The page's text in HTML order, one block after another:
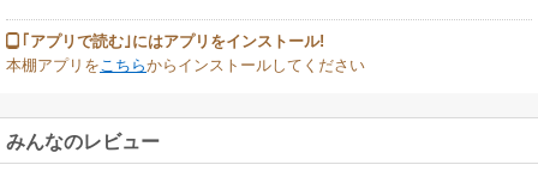
｢アプリで読む｣にはアプリをインストール!
本棚アプリをこちらからインストールしてください
みんなのレビュー